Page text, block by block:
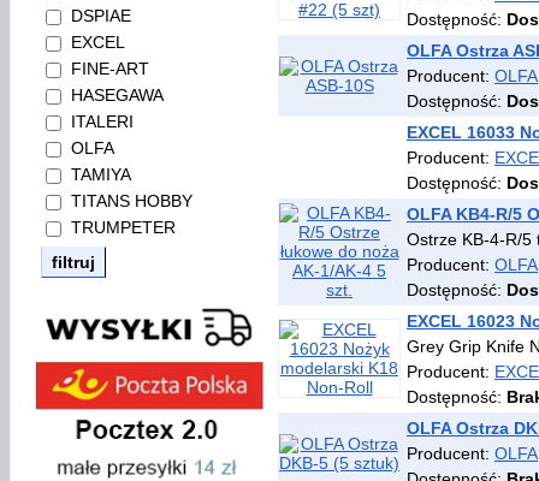
DSPIAE
EXCEL
FINE-ART
HASEGAWA
ITALERI
OLFA
TAMIYA
TITANS HOBBY
TRUMPETER
Dostępność:
OLFA Ostrza
Producent: OLFA
Dostępność:
EXCEL 16033
Producent:
Dostępność:
OLFA KB4-R/5
Ostrze KB-4-R/5
Producent: OLFA
Dostępność:
EXCEL 16023
Grey Grip Knife
Producent:
Dostępność:
OLFA Ostrza
Producent: OLFA